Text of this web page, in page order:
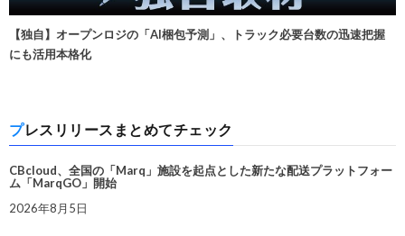
【独自】オープンロジの「AI梱包予測」、トラック必要台数の迅速把握
にも活用本格化
プレスリリースまとめてチェック
CBcloud、全国の「Marq」施設を起点とした新たな配送プラットフォー
ム「MarqGO」開始
2026年8月5日